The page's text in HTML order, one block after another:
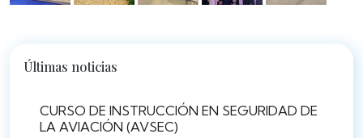
Últimas noticias
CURSO DE INSTRUCCIÓN EN SEGURIDAD DE
LA AVIACIÓN (AVSEC)